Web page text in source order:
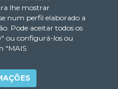
lhe mostrar
num perfil elaborado a
Pode aceitar todos os
ou configurá-los ou
"MAIS